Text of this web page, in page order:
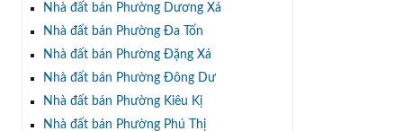
Nhà đất bán Phường Dương Xá
Nhà đất bán Phường Đa Tốn
Nhà đất bán Phường Đặng Xá
Nhà đất bán Phường Đông Dư
Nhà đất bán Phường Kiêu Kị
Nhà đất bán Phường Phú Thị